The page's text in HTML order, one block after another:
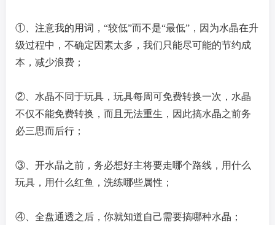
①、注意我的用词，“较低”而不是“最低”，因为水晶在升
级过程中，不确定因素太多，我们只能尽可能的节约成
本，减少浪费；
②、水晶不同于玩具，玩具每周可免费转换一次，水晶
不仅不能免费转换，而且无法重生，因此搞水晶之前务
必三思而后行；
③、开水晶之前，务必想好主将要走哪个路线，用什么
玩具，用什么红鱼，洗练哪些属性；
④、全盘通透之后，你就知道自己需要搞哪种水晶；